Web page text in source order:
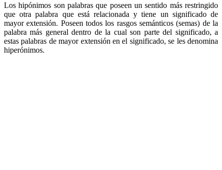
Los hipónimos son palabras que poseen un sentido más restringido
que otra palabra que está relacionada y tiene un significado de
mayor extensión. Poseen todos los rasgos semánticos (semas) de la
palabra más general dentro de la cual son parte del significado, a
estas palabras de mayor extensión en el significado, se les denomina
hiperónimos.